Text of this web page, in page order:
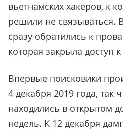
вьетнамских хакеров, к
решили не связываться.
сразу обратились к
которая закрыла доступ
Впервые поисковики
4 декабря 2019 года, так
находились в открытом
недель. К 12 декабря